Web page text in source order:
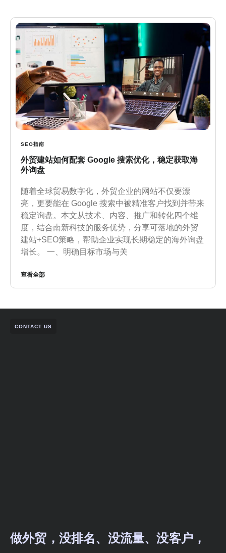
SEO指南
外贸建站如何配套 Google 搜索优化，稳定获取海
外询盘
随着全球贸易数字化，外贸企业的网站不仅要漂
亮，更要能在 Google 搜索中被精准客户找到并带来
稳定询盘。本文从技术、内容、推广和转化四个维
度，结合南新科技的服务优势，分享可落地的外贸
建站+SEO策略，帮助企业实现长期稳定的海外询盘
增长。 一、明确目标市场与关
查看全部
CONTACT US
做外贸，没排名、没流量、没客户，